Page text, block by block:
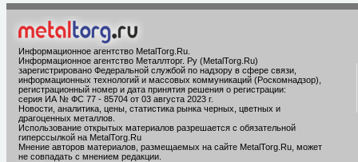
Информационное агентство MetalTorg.Ru
Информационное агентство Металлторг. Ру (MetalTorg.Ru)
зарегистрировано Федеральной службой по надзору в сфере связи,
информационных технологий и массовых коммуникаций (Роскомнадзор),
регистрационный номер и дата принятия решения о регистрации:
серия ИА № ФС 77 - 85704 от 03 августа 2023 г.
Новости, аналитика, цены, статистика рынка черных, цветных и
драгоценных металлов.
Использование открытых материалов разрешается с обязательной
гиперссылкой на MetalTorg.Ru
Мнение авторов материалов, размещаемых на сайте MetalTorg.Ru, может
не совпадать с мнением редакции.